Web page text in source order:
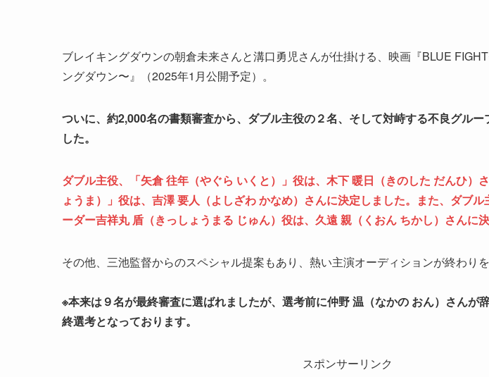
ブレイキングダウンの朝倉未来さんと溝口勇児さんが仕掛ける、映画『BLUE
ングダウン〜』（2025年1月公開予定）。
ついに、約2,000名の書類審査から、ダブル主役の２名、そして対峙する不良グル
した。
ダブル主役、「矢倉 往年（やぐら いくと）」役は、木下 暖日（きのした だんひ）
ょうま）」役は、吉澤 要人（よしざわ かなめ）さんに決定しました。また、ダブ
ーダー吉祥丸 盾（きっしょうまる じゅん）役は、久遠 親（くおん ちかし）さんに決
その他、三池監督からのスペシャル提案もあり、熱い主演オーディションが終わりを
※本来は９名が最終審査に選ばれましたが、選考前に仲野 温（なかの おん）さんが
終選考となっております。
スポンサーリンク